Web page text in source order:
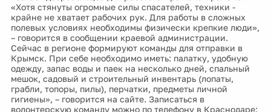
«Хотя стянуты огромные силы спасателей, техники -
крайне не хватает рабочих рук. Для работы в сложных
полевых условиях необходимы физически крепкие люди»,
– говорится в сообщении краевой администрации.
Сейчас в регионе формируют команды для отправки в
Крымск. При себе необходимо иметь: палатку, удобную
одежду, запас воды и паек на несколько дней, спальный
мешок, садовый и строительный инвентарь (лопаты,
грабли, топоры, пилы), перчатки, предметы личной
гигиены», – говорится на сайте. Записаться в
волонтерскую команду можно по телефону в Краснодаре: